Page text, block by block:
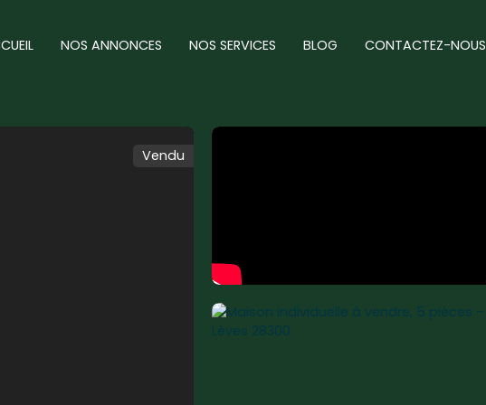
NOS ANNONCES NOS SERVICES BLOG CONTACTEZ-NOUS
Vendu